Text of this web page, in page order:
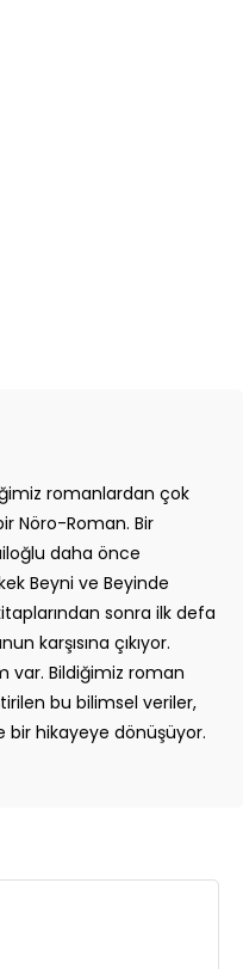
romanlardan çok
Nöro-Roman. Bir
daha önce
Beyni ve Beyinde
sonra ilk defa
karşısına çıkıyor.
var. Bildiğimiz roman
bu bilimsel veriler,
bir hikayeye dönüşüyor.